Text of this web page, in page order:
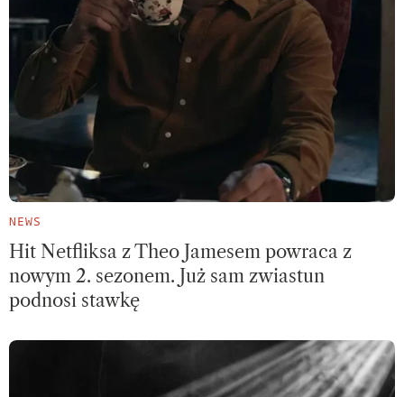
NEWS
Hit Netfliksa z Theo Jamesem powraca z
nowym 2. sezonem. Już sam zwiastun
podnosi stawkę